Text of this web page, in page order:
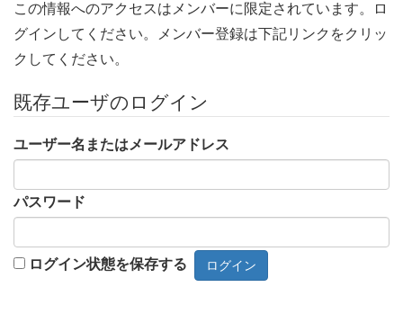
この情報へのアクセスはメンバーに限定されています。ロ
グインしてください。メンバー登録は下記リンクをクリッ
クしてください。
既存ユーザのログイン
ユーザー名またはメールアドレス
パスワード
ログイン状態を保存する